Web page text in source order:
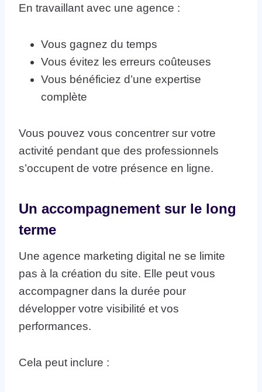
En travaillant avec une agence :
Vous gagnez du temps
Vous évitez les erreurs coûteuses
Vous bénéficiez d’une expertise
complète
Vous pouvez vous concentrer sur votre
activité pendant que des professionnels
s’occupent de votre présence en ligne.
Un accompagnement sur le long
terme
Une agence marketing digital ne se limite
pas à la création du site. Elle peut vous
accompagner dans la durée pour
développer votre visibilité et vos
performances.
Cela peut inclure :